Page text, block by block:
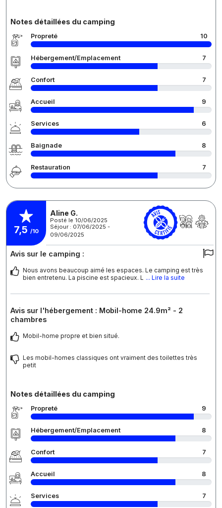
Notes détaillées du camping
Propreté 10
Hébergement/Emplacement 7
Confort 7
Accueil 9
Services 6
Baignade 8
Restauration 7
7,5 /10
Aline G.
Posté le 10/06/2025
Séjour : 07/06/2025 -
09/06/2025
Avis sur le camping :
Nous avons beaucoup aimé les espaces. Le camping est très
bien entretenu. La piscine est spacieux. L
... Lire la suite
Avis sur l'hébergement : Mobil-home 24.9m² - 2
chambres
Mobil-home propre et bien situé.
Les mobil-homes classiques ont vraiment des toilettes très
petit
Notes détaillées du camping
Propreté 9
Hébergement/Emplacement 8
Confort 7
Accueil 8
Services 7